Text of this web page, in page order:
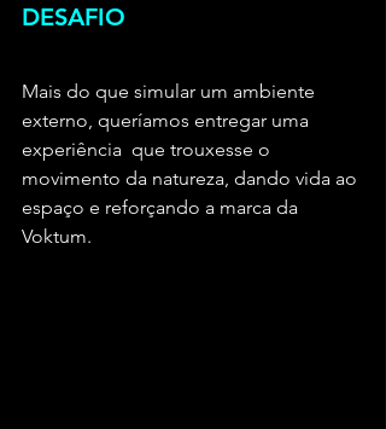
DESAFIO
Mais do que simular um ambiente
externo, queríamos entregar uma
experiência  que trouxesse o
movimento da natureza, dando vida ao
espaço e reforçando a marca da
Voktum.